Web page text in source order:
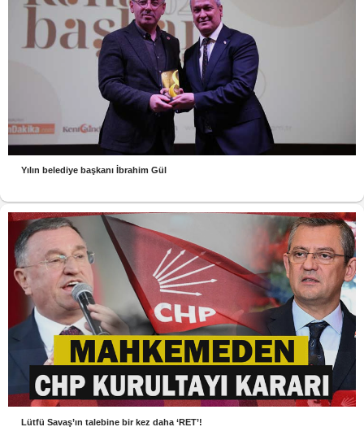
Yılın belediye başkanı İbrahim Gül
Lütfü Savaş’ın talebine bir kez daha ‘RET’!